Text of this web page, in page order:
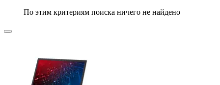
По этим критериям поиска ничего не найдено